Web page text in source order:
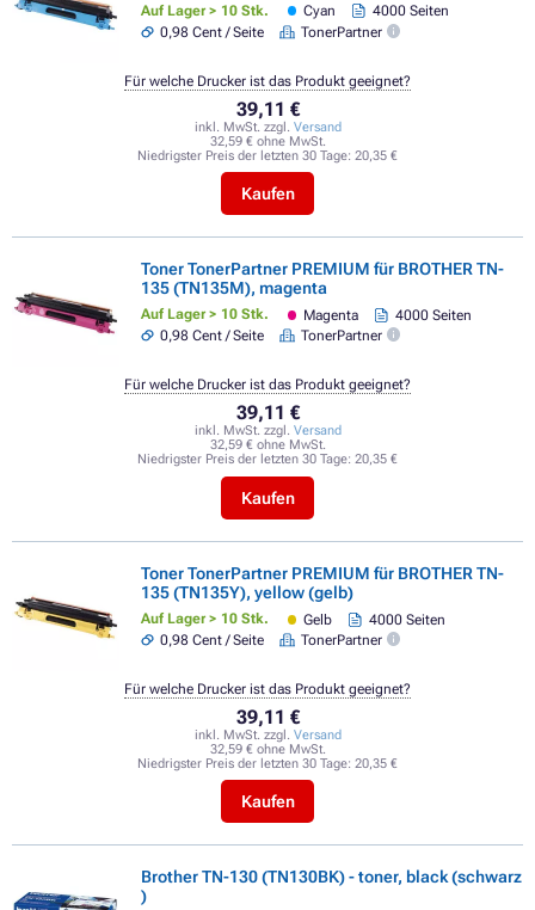
Auf Lager > 10 Stk. Cyan
4000 Seiten
0,98 Cent / Seite
TonerPartner
39,11 €
inkl. MwSt. zzgl. Versand
32,59 € ohne MwSt.
Niedrigster Preis der letzten 30 Tage: 20,35 €
Kaufen
Für welche Drucker ist das Produkt geeignet?
Toner TonerPartner PREMIUM für BROTHER TN-
135 (TN135M), magenta
Auf Lager > 10 Stk. Magenta
4000 Seiten
0,98 Cent / Seite
TonerPartner
39,11 €
inkl. MwSt. zzgl. Versand
32,59 € ohne MwSt.
Niedrigster Preis der letzten 30 Tage: 20,35 €
Kaufen
Für welche Drucker ist das Produkt geeignet?
Toner TonerPartner PREMIUM für BROTHER TN-
135 (TN135Y), yellow (gelb)
Auf Lager > 10 Stk. Gelb
4000 Seiten
0,98 Cent / Seite
TonerPartner
39,11 €
inkl. MwSt. zzgl. Versand
32,59 € ohne MwSt.
Niedrigster Preis der letzten 30 Tage: 20,35 €
Kaufen
Für welche Drucker ist das Produkt geeignet?
Brother TN-130 (TN130BK) - toner, black (schwarz
)